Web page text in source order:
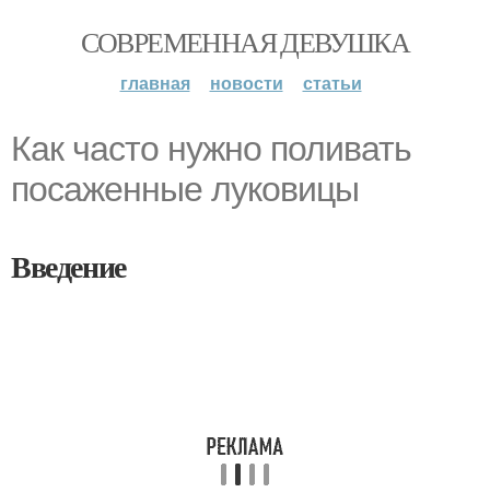
СОВРЕМЕННАЯ ДЕВУШКА
главная новости статьи
Как часто нужно поливать
посаженные луковицы
Введение